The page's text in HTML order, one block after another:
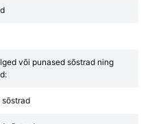
või punased sõstrad ning
sõstrad